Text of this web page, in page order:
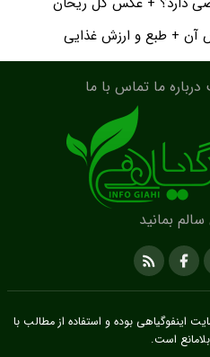
آن + طبع و ارزش غذایی
درباره ما تماس با ما
بمانید
اینفوگیاهی بوده و استفاده از مطالب با
است.